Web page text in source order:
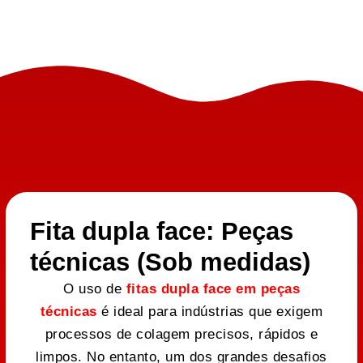
Fita dupla face: Peças
técnicas (Sob medidas)
O uso de fitas dupla face em peças
técnicas é ideal para indústrias que exigem
processos de colagem precisos, rápidos e
limpos. No entanto, um dos grandes desafios